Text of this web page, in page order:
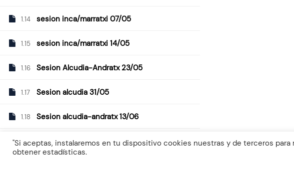
1.14 sesion inca/marratxi 07/05
1.15 sesion inca/marratxi 14/05
1.16 Sesion Alcudia-Andratx 23/05
1.17 Sesion alcudia 31/05
1.18 Sesion alcudia-andratx 13/06
1.19 Sesión Alcudia-Andratx 20/06
"Si aceptas, instalaremos en tu dispositivo cookies nuestras y de terceros
obtener estadísticas.